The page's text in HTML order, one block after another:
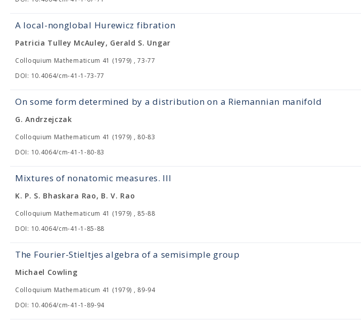
A local-nonglobal Hurewicz fibration
Patricia Tulley McAuley, Gerald S. Ungar
Colloquium Mathematicum 41 (1979) , 73-77
DOI: 10.4064/cm-41-1-73-77
On some form determined by a distribution on a Riemannian manifold
G. Andrzejczak
Colloquium Mathematicum 41 (1979) , 80-83
DOI: 10.4064/cm-41-1-80-83
Mixtures of nonatomic measures. III
K. P. S. Bhaskara Rao, B. V. Rao
Colloquium Mathematicum 41 (1979) , 85-88
DOI: 10.4064/cm-41-1-85-88
The Fourier-Stieltjes algebra of a semisimple group
Michael Cowling
Colloquium Mathematicum 41 (1979) , 89-94
DOI: 10.4064/cm-41-1-89-94